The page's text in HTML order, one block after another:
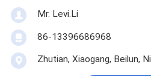
Mr. Levi.Li
86-13396686968
Zhutian, Xiaogang, Beilun,